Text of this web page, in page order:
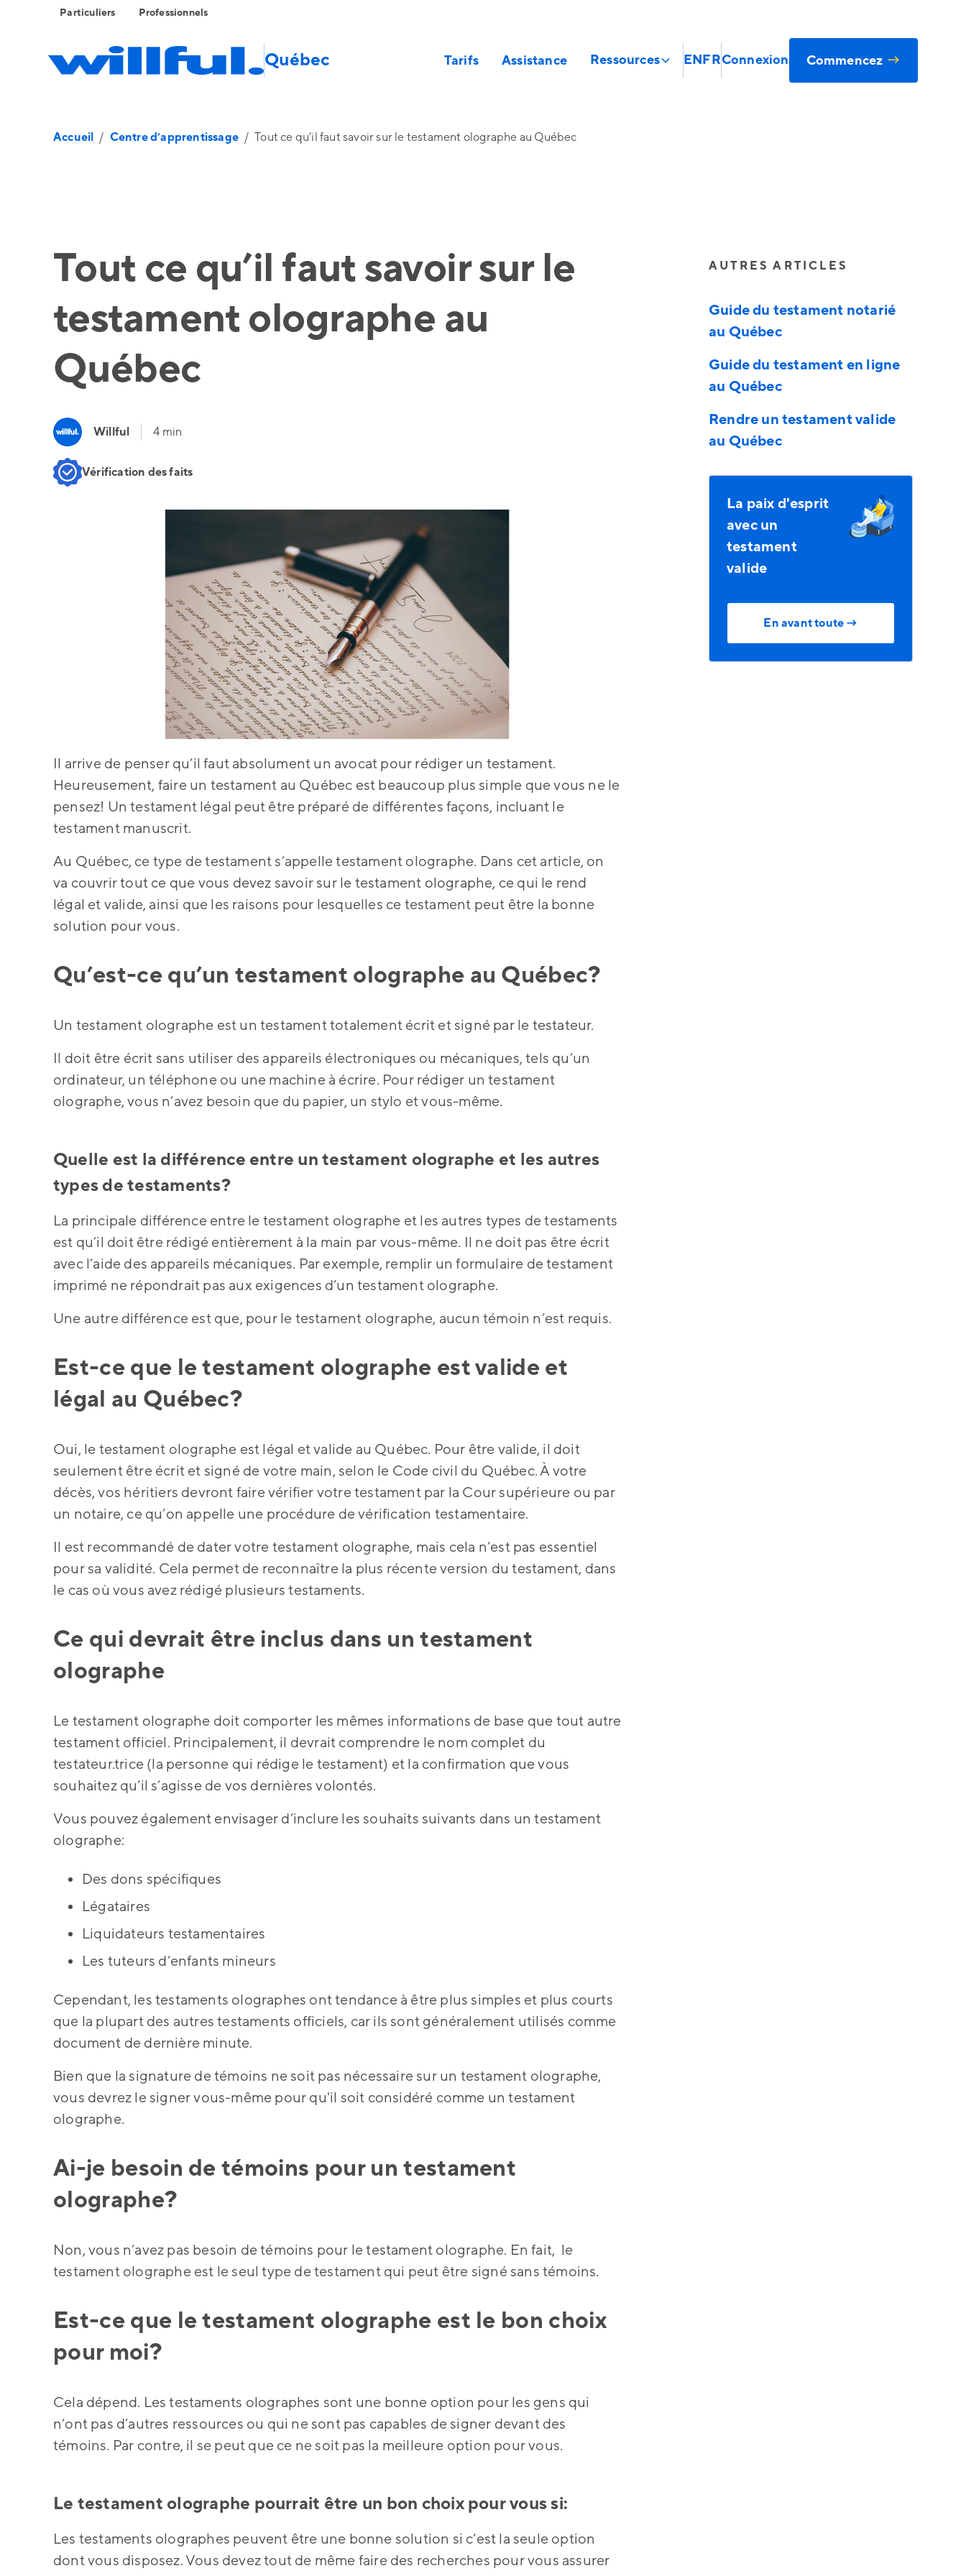
Particuliers Professionnels
Québec Tarifs Assistance Ressources ENFRConnexion Commencez →
Accueil / Centre d’apprentissage / Tout ce qu’il faut savoir sur le testament olographe au Québec
Tout ce qu’il faut savoir sur le
testament olographe au
Québec
Willful 4 min
Vérification des faits
Il arrive de penser qu’il faut absolument un avocat pour rédiger un testament.
Heureusement, faire un testament au Québec est beaucoup plus simple que vous ne le
pensez! Un testament légal peut être préparé de différentes façons, incluant le
testament manuscrit.
Au Québec, ce type de testament s’appelle testament olographe. Dans cet article, on
va couvrir tout ce que vous devez savoir sur le testament olographe, ce qui le rend
légal et valide, ainsi que les raisons pour lesquelles ce testament peut être la bonne
solution pour vous.
Qu’est-ce qu’un testament olographe au Québec?
Un testament olographe est un testament totalement écrit et signé par le testateur.
Il doit être écrit sans utiliser des appareils électroniques ou mécaniques, tels qu’un
ordinateur, un téléphone ou une machine à écrire. Pour rédiger un testament
olographe, vous n’avez besoin que du papier, un stylo et vous-même.
Quelle est la différence entre un testament olographe et les autres
types de testaments?
La principale différence entre le testament olographe et les autres types de testaments
est qu’il doit être rédigé entièrement à la main par vous-même. Il ne doit pas être écrit
avec l’aide des appareils mécaniques. Par exemple, remplir un formulaire de testament
imprimé ne répondrait pas aux exigences d’un testament olographe.
Une autre différence est que, pour le testament olographe, aucun témoin n’est requis.
Est-ce que le testament olographe est valide et
légal au Québec?
Oui, le testament olographe est légal et valide au Québec. Pour être valide, il doit
seulement être écrit et signé de votre main, selon le Code civil du Québec. À votre
décès, vos héritiers devront faire vérifier votre testament par la Cour supérieure ou par
un notaire, ce qu’on appelle une procédure de vérification testamentaire.
Il est recommandé de dater votre testament olographe, mais cela n’est pas essentiel
pour sa validité. Cela permet de reconnaître la plus récente version du testament, dans
le cas où vous avez rédigé plusieurs testaments.
Ce qui devrait être inclus dans un testament
olographe
Le testament olographe doit comporter les mêmes informations de base que tout autre
testament officiel. Principalement, il devrait comprendre le nom complet du
testateur.trice (la personne qui rédige le testament) et la confirmation que vous
souhaitez qu’il s’agisse de vos dernières volontés.
Vous pouvez également envisager d’inclure les souhaits suivants dans un testament
olographe:
Des dons spécifiques
Légataires
Liquidateurs testamentaires
Les tuteurs d’enfants mineurs
Cependant, les testaments olographes ont tendance à être plus simples et plus courts
que la plupart des autres testaments officiels, car ils sont généralement utilisés comme
document de dernière minute.
Bien que la signature de témoins ne soit pas nécessaire sur un testament olographe,
vous devrez le signer vous-même pour qu'il soit considéré comme un testament
olographe.
Ai-je besoin de témoins pour un testament
olographe?
Non, vous n’avez pas besoin de témoins pour le testament olographe. En fait, le
testament olographe est le seul type de testament qui peut être signé sans témoins.
Est-ce que le testament olographe est le bon choix
pour moi?
Cela dépend. Les testaments olographes sont une bonne option pour les gens qui
n’ont pas d’autres ressources ou qui ne sont pas capables de signer devant des
témoins. Par contre, il se peut que ce ne soit pas la meilleure option pour vous.
Le testament olographe pourrait être un bon choix pour vous si:
Les testaments olographes peuvent être une bonne solution si c’est la seule option
dont vous disposez. Vous devez tout de même faire des recherches pour vous assurer
AUTRES ARTICLES
Guide du testament notarié
au Québec
Guide du testament en ligne
au Québec
Rendre un testament valide
au Québec
La paix d'esprit
avec un
testament
valide
En avant toute →